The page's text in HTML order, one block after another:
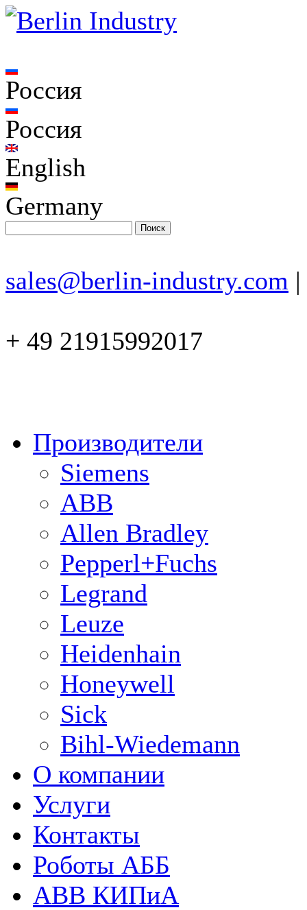
Россия
Россия
English
Germany
sales@berlin-industry.com |
+ 49 21915992017
Производители
Siemens
ABB
Allen Bradley
Pepperl+Fuchs
Legrand
Leuze
Heidenhain
Honeywell
Sick
Bihl-Wiedemann
О компании
Услуги
Контакты
Роботы АББ
ABB КИПиА